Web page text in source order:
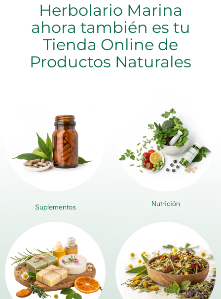
Herbolario Marina
ahora también es tu
Tienda Online de
Productos Naturales
Suplementos Nutrición